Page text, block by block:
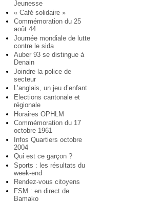
Jeunesse
« Café solidaire »
Commémoration du 25
août 44
Journée mondiale de lutte
contre le sida
Auber 93 se distingue à
Denain
Joindre la police de
secteur
L’anglais, un jeu d’enfant
Elections cantonale et
régionale
Horaires OPHLM
Commémoration du 17
octobre 1961
Infos Quartiers octobre
2004
Qui est ce garçon ?
Sports : les résultats du
week-end
Rendez-vous citoyens
FSM : en direct de
Bamako